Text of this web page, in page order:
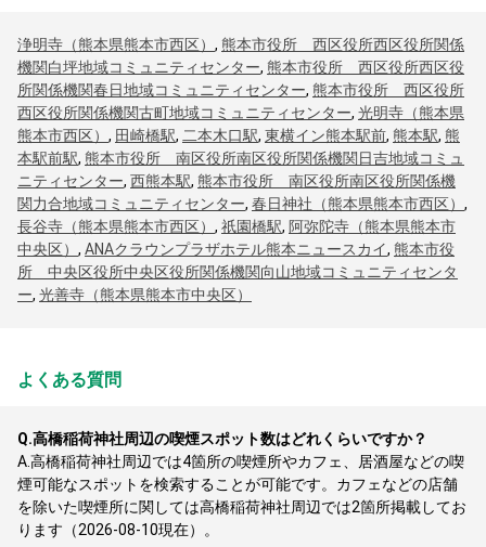
浄明寺（熊本県熊本市西区） , 熊本市役所 西区役所西区役所関係
機関白坪地域コミュニティセンター, 熊本市役所 西区役所西区役
所関係機関春日地域コミュニティセンター, 熊本市役所 西区役所
西区役所関係機関古町地域コミュニティセンター, 光明寺（熊本県
熊本市西区） , 田崎橋駅, 二本木口駅, 東横イン熊本駅前, 熊本駅, 熊
本駅前駅, 熊本市役所 南区役所南区役所関係機関日吉地域コミュ
ニティセンター, 西熊本駅, 熊本市役所 南区役所南区役所関係機
関力合地域コミュニティセンター, 春日神社（熊本県熊本市西区） ,
長谷寺（熊本県熊本市西区） , 祇園橋駅, 阿弥陀寺（熊本県熊本市
中央区） , ANAクラウンプラザホテル熊本ニュースカイ, 熊本市役
所 中央区役所中央区役所関係機関向山地域コミュニティセンタ
ー, 光善寺（熊本県熊本市中央区）
よくある質問
Q.高橋稲荷神社周辺の喫煙スポット数はどれくらいですか？
A.高橋稲荷神社周辺では4箇所の喫煙所やカフェ、居酒屋などの喫
煙可能なスポットを検索することが可能です。カフェなどの店舗
を除いた喫煙所に関しては高橋稲荷神社周辺では2箇所掲載してお
ります（2026-08-10現在）。